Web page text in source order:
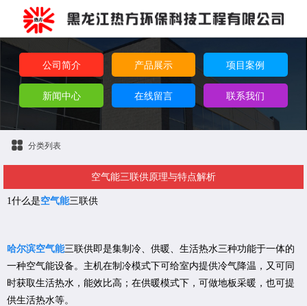
公司简介 产品展示 项目案例
新闻中心 在线留言 联系我们
分类列表
空气能三联供原理与特点解析
1什么是空气能三联供
哈尔滨空气能三联供即是集制冷、供暖、生活热水三种功能于一体的
一种空气能设备。主机在制冷模式下可给室内提供冷气降温，又可同
时获取生活热水，能效比高；在供暖模式下，可做地板采暖，也可提
供生活热水等。